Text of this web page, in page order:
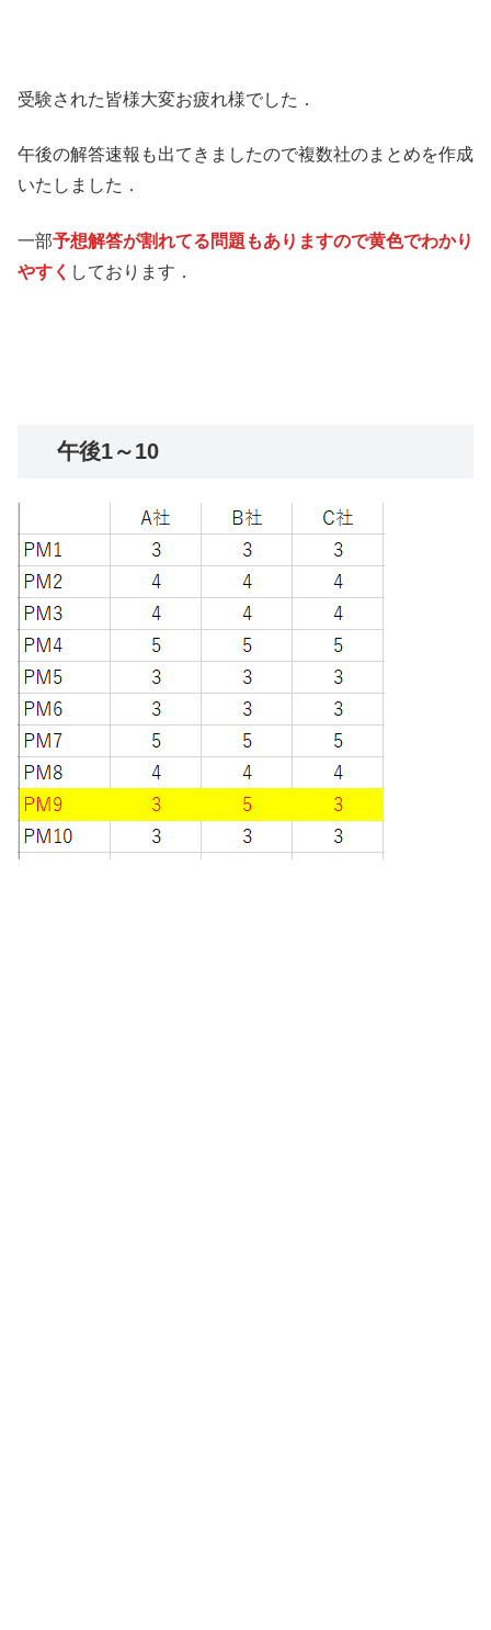
受験された皆様大変お疲れ様でした．
午後の解答速報も出てきましたので複数社のまとめを作成
いたしました．
一部予想解答が割れてる問題もありますので黄色でわかり
やすく しております．
午後1～10